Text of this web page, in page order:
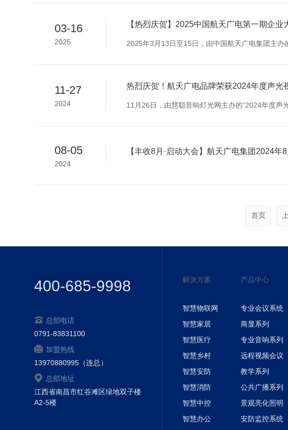
03-16
2025
【热烈庆贺】2025中国航天广电第一期企业
2025年3月13日至15日，由中国航天广电集团主办
11-27
2024
热烈庆贺！航天广电品牌荣获2024年度声
11月26日，由慧聪音响灯光网主办的“2024年度声
08-05
2024
【丰收8月·启动大会】航天广电集团2024年
首页
400-685-9998
总部电话
0791-83831100
加盟热线
13970880995（连总）
总部地址
江西省南昌市红谷滩区绿地双子楼
A2-5楼
解决方案
智慧物联网
智慧家居
智慧医疗
智慧乡村
智慧安防
智慧消防
智慧中控
智慧办公
产品中心
专业会议系统
商显系列
专业音响系列
远程视频会议
教学系列
公共广播系列
景观亮化照明
安防监控系统